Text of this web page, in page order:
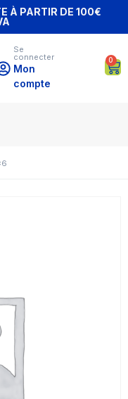
À PARTIR DE 100€
Se
connecter
Mon
compte
0